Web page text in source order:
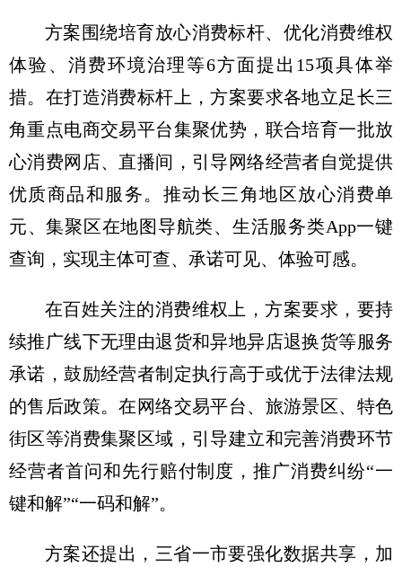
方案围绕培育放心消费标杆、优化消费维权
体验、消费环境治理等6方面提出15项具体举
措。在打造消费标杆上，方案要求各地立足长三
角重点电商交易平台集聚优势，联合培育一批放
心消费网店、直播间，引导网络经营者自觉提供
优质商品和服务。推动长三角地区放心消费单
元、集聚区在地图导航类、生活服务类App一键
查询，实现主体可查、承诺可见、体验可感。
在百姓关注的消费维权上，方案要求，要持
续推广线下无理由退货和异地异店退换货等服务
承诺，鼓励经营者制定执行高于或优于法律法规
的售后政策。在网络交易平台、旅游景区、特色
街区等消费集聚区域，引导建立和完善消费环节
经营者首问和先行赔付制度，推广消费纠纷“一
键和解”“一码和解”。
方案还提出，三省一市要强化数据共享，加